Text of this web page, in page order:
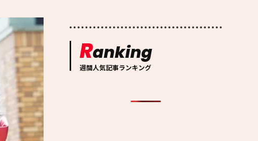
Ranking
週間人気記事ランキング